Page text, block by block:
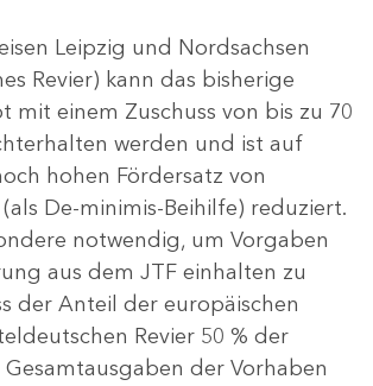
Leipzig und Nordsachsen
Revier) kann das bisherige
mit einem Zuschuss von bis zu 70
werden und ist auf
hohen Fördersatz von
De-minimis-Beihilfe) reduziert.
notwendig, um Vorgaben
aus dem JTF einhalten zu
der Anteil der europäischen
Revier 50 % der
der Vorhaben